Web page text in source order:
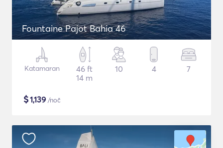
Fountaine Pajot Bahia 46
Katamaran
46 ft
14 m
10 4 7
$1,139 /noč